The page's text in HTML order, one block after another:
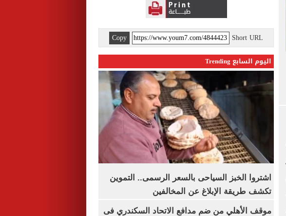
Short URL
Copy
اليوم السابع Trending
اشتروا الخبز السياحى بالسعر الرسمى.. التموين
تكشف طريقة الإبلاغ عن المخالفين
موقف الأهلي من ضم مدافع الاتحاد السكندري فى